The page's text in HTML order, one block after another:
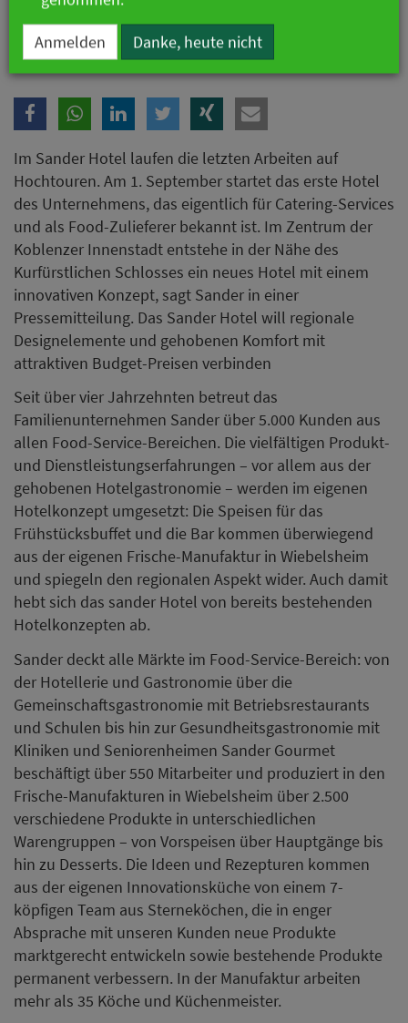
Im Sander Hotel laufen die letzten Arbeiten auf
Hochtouren. Am 1. September startet das erste Hotel
des Unternehmens, das eigentlich für Catering-Services
und als Food-Zulieferer bekannt ist. Im Zentrum der
Koblenzer Innenstadt entstehe in der Nähe des
Kurfürstlichen Schlosses ein neues Hotel mit einem
innovativen Konzept, sagt Sander in einer
Pressemitteilung. Das Sander Hotel will regionale
Designelemente und gehobenen Komfort mit
attraktiven Budget-Preisen verbinden
Seit über vier Jahrzehnten betreut das
Familienunternehmen Sander über 5.000 Kunden aus
allen Food-Service-Bereichen. Die vielfältigen Produkt-
und Dienstleistungserfahrungen – vor allem aus der
gehobenen Hotelgastronomie – werden im eigenen
Hotelkonzept umgesetzt: Die Speisen für das
Frühstücksbuffet und die Bar kommen überwiegend
aus der eigenen Frische-Manufaktur in Wiebelsheim
und spiegeln den regionalen Aspekt wider. Auch damit
hebt sich das sander Hotel von bereits bestehenden
Hotelkonzepten ab.
Sander deckt alle Märkte im Food-Service-Bereich: von
der Hotellerie und Gastronomie über die
Gemeinschaftsgastronomie mit Betriebsrestaurants
und Schulen bis hin zur Gesundheitsgastronomie mit
Kliniken und Seniorenheimen Sander Gourmet
beschäftigt über 550 Mitarbeiter und produziert in den
Frische-Manufakturen in Wiebelsheim über 2.500
verschiedene Produkte in unterschiedlichen
Warengruppen – von Vorspeisen über Hauptgänge bis
hin zu Desserts. Die Ideen und Rezepturen kommen
aus der eigenen Innovationsküche von einem 7-
köpfigen Team aus Sterneköchen, die in enger
Absprache mit unseren Kunden neue Produkte
marktgerecht entwickeln sowie bestehende Produkte
permanent verbessern. In der Manufaktur arbeiten
mehr als 35 Köche und Küchenmeister.
genommen.
Anmelden Danke, heute nicht